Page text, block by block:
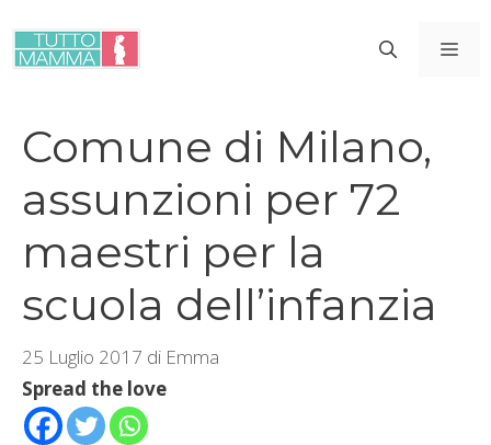
contenuto
Comune di Milano,
assunzioni per 72
maestri per la
scuola dell’infanzia
25 Luglio 2017 di Emma
Spread the love